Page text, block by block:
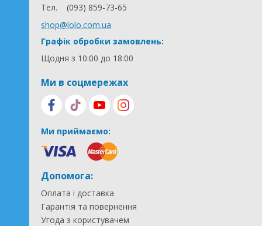
Тел.
(093) 859-73-65
shop@lolo.com.ua
Графік обробки замовлень:
Щодня з 10:00 до 18:00
Ми в соцмережах
Ми приймаємо:
Допомога:
Оплата і доставка
Гарантія та повернення
Угода з користувачем